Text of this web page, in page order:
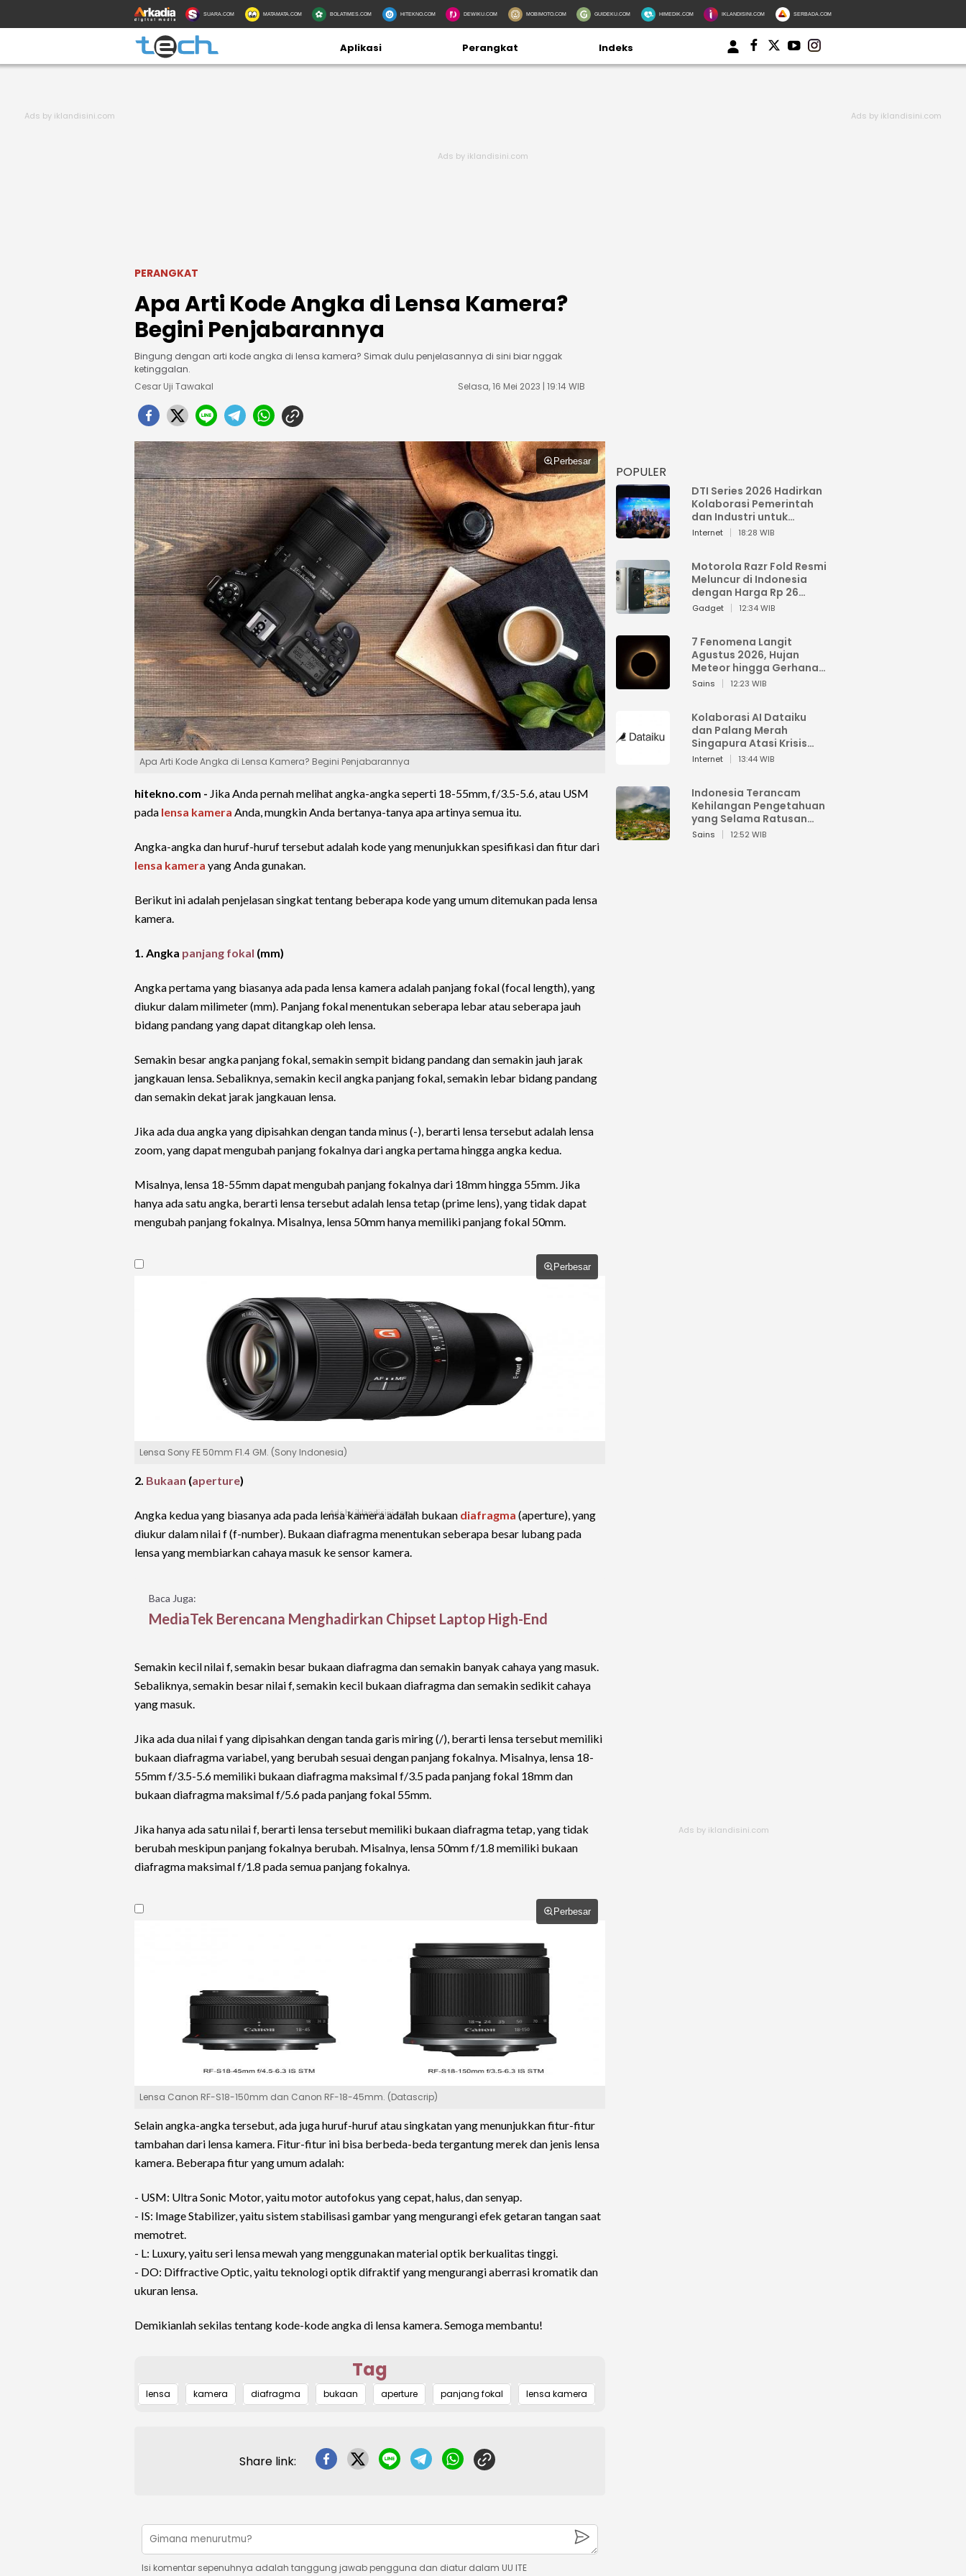
SUARA.COM MATAMATA.COM BOLATIMES.COM HITEKNO.COM DEWIKU.COM MOBIMOTO.COM GUIDEKU.COM HIMEDIK.COM IKLANDISINI.COM SERBADA.COM
Aplikasi Perangkat Indeks
PERANGKAT
Apa Arti Kode Angka di Lensa Kamera?
Begini Penjabarannya
Bingung dengan arti kode angka di lensa kamera? Simak dulu penjelasannya di sini biar nggak
ketinggalan.
Cesar Uji Tawakal
Selasa, 16 Mei 2023 | 19:14 WIB
Perbesar
Apa Arti Kode Angka di Lensa Kamera? Begini Penjabarannya
hitekno.com - Jika Anda pernah melihat angka-angka seperti 18-55mm, f/3.5-5.6, atau USM
pada lensa kamera Anda, mungkin Anda bertanya-tanya apa artinya semua itu.
Angka-angka dan huruf-huruf tersebut adalah kode yang menunjukkan spesifikasi dan fitur dari
lensa kamera yang Anda gunakan.
Berikut ini adalah penjelasan singkat tentang beberapa kode yang umum ditemukan pada lensa
kamera.
1. Angka panjang fokal (mm)
Angka pertama yang biasanya ada pada lensa kamera adalah panjang fokal (focal length), yang
diukur dalam milimeter (mm). Panjang fokal menentukan seberapa lebar atau seberapa jauh
bidang pandang yang dapat ditangkap oleh lensa.
Semakin besar angka panjang fokal, semakin sempit bidang pandang dan semakin jauh jarak
jangkauan lensa. Sebaliknya, semakin kecil angka panjang fokal, semakin lebar bidang pandang
dan semakin dekat jarak jangkauan lensa.
Jika ada dua angka yang dipisahkan dengan tanda minus (-), berarti lensa tersebut adalah lensa
zoom, yang dapat mengubah panjang fokalnya dari angka pertama hingga angka kedua.
Misalnya, lensa 18-55mm dapat mengubah panjang fokalnya dari 18mm hingga 55mm. Jika
hanya ada satu angka, berarti lensa tersebut adalah lensa tetap (prime lens), yang tidak dapat
mengubah panjang fokalnya. Misalnya, lensa 50mm hanya memiliki panjang fokal 50mm.
Perbesar
Lensa Sony FE 50mm F1.4 GM. (Sony Indonesia)
2. Bukaan (aperture)
Angka kedua yang biasanya ada pada lensa kamera adalah bukaan diafragma (aperture), yang
diukur dalam nilai f (f-number). Bukaan diafragma menentukan seberapa besar lubang pada
lensa yang membiarkan cahaya masuk ke sensor kamera.
Baca Juga:
MediaTek Berencana Menghadirkan Chipset Laptop High-End
Semakin kecil nilai f, semakin besar bukaan diafragma dan semakin banyak cahaya yang masuk.
Sebaliknya, semakin besar nilai f, semakin kecil bukaan diafragma dan semakin sedikit cahaya
yang masuk.
Jika ada dua nilai f yang dipisahkan dengan tanda garis miring (/), berarti lensa tersebut memiliki
bukaan diafragma variabel, yang berubah sesuai dengan panjang fokalnya. Misalnya, lensa 18-
55mm f/3.5-5.6 memiliki bukaan diafragma maksimal f/3.5 pada panjang fokal 18mm dan
bukaan diafragma maksimal f/5.6 pada panjang fokal 55mm.
Jika hanya ada satu nilai f, berarti lensa tersebut memiliki bukaan diafragma tetap, yang tidak
berubah meskipun panjang fokalnya berubah. Misalnya, lensa 50mm f/1.8 memiliki bukaan
diafragma maksimal f/1.8 pada semua panjang fokalnya.
Perbesar
Lensa Canon RF-S18-150mm dan Canon RF-18-45mm. (Datascrip)
Selain angka-angka tersebut, ada juga huruf-huruf atau singkatan yang menunjukkan fitur-fitur
tambahan dari lensa kamera. Fitur-fitur ini bisa berbeda-beda tergantung merek dan jenis lensa
kamera. Beberapa fitur yang umum adalah:
- USM: Ultra Sonic Motor, yaitu motor autofokus yang cepat, halus, dan senyap.
- IS: Image Stabilizer, yaitu sistem stabilisasi gambar yang mengurangi efek getaran tangan saat
memotret.
- L: Luxury, yaitu seri lensa mewah yang menggunakan material optik berkualitas tinggi.
- DO: Diffractive Optic, yaitu teknologi optik difraktif yang mengurangi aberrasi kromatik dan
ukuran lensa.
Demikianlah sekilas tentang kode-kode angka di lensa kamera. Semoga membantu!
Tag
lensa kamera diafragma bukaan aperture panjang fokal lensa kamera
Share link:
Isi komentar sepenuhnya adalah tanggung jawab pengguna dan diatur dalam UU ITE
POPULER
DTI Series 2026 Hadirkan
Kolaborasi Pemerintah
dan Industri untuk
Percepatan
Internet 18:28 WIB
Motorola Razr Fold Resmi
Meluncur di Indonesia
dengan Harga Rp 26
Jutaan
Gadget 12:34 WIB
7 Fenomena Langit
Agustus 2026, Hujan
Meteor hingga Gerhana
Matahari
Sains 12:23 WIB
Kolaborasi AI Dataiku
dan Palang Merah
Singapura Atasi Krisis
Bencana
Internet 13:44 WIB
Indonesia Terancam
Kehilangan Pengetahuan
yang Selama Ratusan
Tahun Menjaga Alam
Sains 12:52 WIB